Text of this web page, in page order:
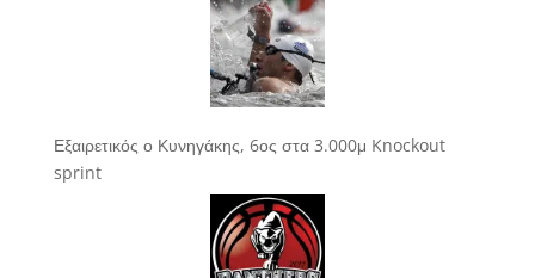
Εξαιρετικός ο Κυνηγάκης, 6ος στα 3.000μ Knockout
sprint